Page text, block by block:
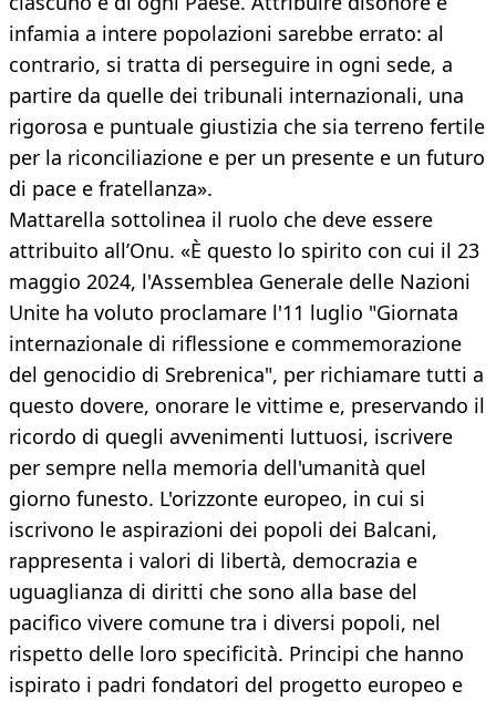
infamia a intere popolazioni sarebbe errato: al
contrario, si tratta di perseguire in ogni sede, a
partire da quelle dei tribunali internazionali, una
rigorosa e puntuale giustizia che sia terreno fertile
per la riconciliazione e per un presente e un futuro
di pace e fratellanza».
Mattarella sottolinea il ruolo che deve essere
attribuito all’Onu. «È questo lo spirito con cui il 23
maggio 2024, l'Assemblea Generale delle Nazioni
Unite ha voluto proclamare l'11 luglio "Giornata
internazionale di riflessione e commemorazione
del genocidio di Srebrenica", per richiamare tutti a
questo dovere, onorare le vittime e, preservando il
ricordo di quegli avvenimenti luttuosi, iscrivere
per sempre nella memoria dell'umanità quel
giorno funesto. L'orizzonte europeo, in cui si
iscrivono le aspirazioni dei popoli dei Balcani,
rappresenta i valori di libertà, democrazia e
uguaglianza di diritti che sono alla base del
pacifico vivere comune tra i diversi popoli, nel
rispetto delle loro specificità. Principi che hanno
ispirato i padri fondatori del progetto europeo e